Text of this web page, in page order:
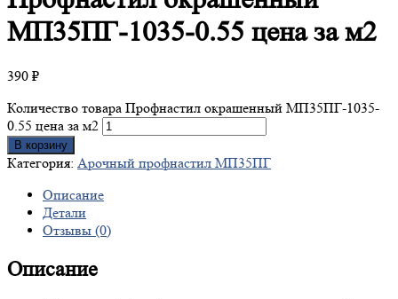
МП35ПГ-1035-0.55 цена за м2
390 ₽
Количество товара Профнастил окрашенный МП35ПГ-1035-
0.55 цена за м2
В корзину
Категория: Арочный профнастил МП35ПГ
Описание
Детали
Отзывы (0)
Описание